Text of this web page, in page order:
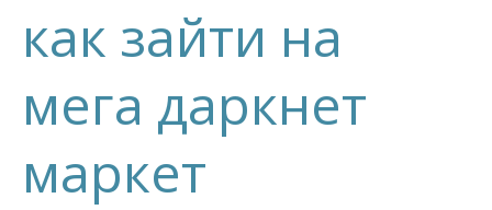
как зайти на
мега даркнет
маркет